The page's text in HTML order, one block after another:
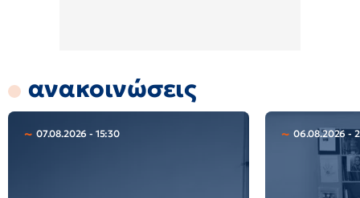
ανακοινώσεις
07.08.2026 - 15:30 06.08.2026 -